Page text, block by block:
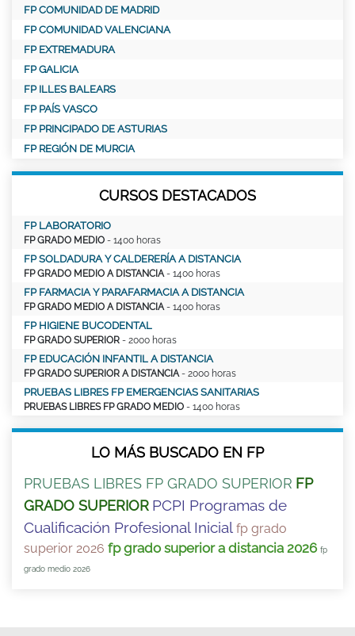
FP COMUNIDAD DE MADRID
FP COMUNIDAD VALENCIANA
FP EXTREMADURA
FP GALICIA
FP ILLES BALEARS
FP PAÍS VASCO
FP PRINCIPADO DE ASTURIAS
FP REGIÓN DE MURCIA
CURSOS DESTACADOS
FP LABORATORIO
FP GRADO MEDIO - 1400 horas
FP SOLDADURA Y CALDERERÍA A DISTANCIA
FP GRADO MEDIO A DISTANCIA - 1400 horas
FP FARMACIA Y PARAFARMACIA A DISTANCIA
FP GRADO MEDIO A DISTANCIA - 1400 horas
FP HIGIENE BUCODENTAL
FP GRADO SUPERIOR - 2000 horas
FP EDUCACIÓN INFANTIL A DISTANCIA
FP GRADO SUPERIOR A DISTANCIA - 2000 horas
PRUEBAS LIBRES FP EMERGENCIAS SANITARIAS
PRUEBAS LIBRES FP GRADO MEDIO - 1400 horas
LO MÁS BUSCADO EN FP
PRUEBAS LIBRES FP GRADO SUPERIOR FP
GRADO SUPERIOR PCPI Programas de
Cualificación Profesional Inicial fp grado
superior 2026 fp grado superior a distancia 2026 fp
grado medio 2026